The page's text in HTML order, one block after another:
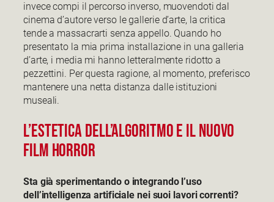
invece compi il percorso inverso, muovendoti dal
cinema d’autore verso le gallerie d’arte, la critica
tende a massacrarti senza appello. Quando ho
presentato la mia prima installazione in una galleria
d’arte, i media mi hanno letteralmente ridotto a
pezzettini. Per questa ragione, al momento, preferisco
mantenere una netta distanza dalle istituzioni
museali.
L’ESTETICA DELL’ALGORITMO E IL NUOVO
FILM HORROR
Sta già sperimentando o integrando l’uso
dell’intelligenza artificiale nei suoi lavori correnti?